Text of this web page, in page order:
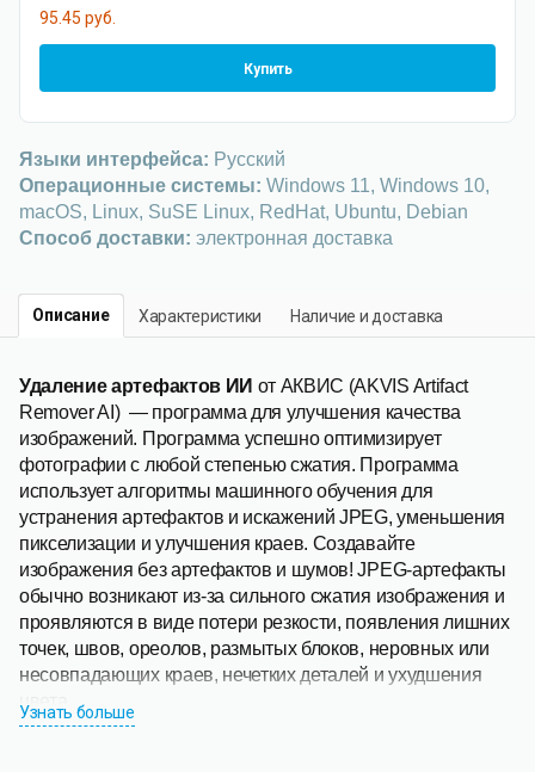
95.45 руб.
Купить
Языки интерфейса: Русский
Операционные системы: Windows 11, Windows 10,
macOS, Linux, SuSE Linux, RedHat, Ubuntu, Debian
Способ доставки: электронная доставка
Описание Характеристики Наличие и доставка
Удаление артефактов ИИ от АКВИС (AKVIS Artifact
Remover AI) — программа для улучшения качества
изображений. Программа успешно оптимизирует
фотографии с любой степенью сжатия. Программа
использует алгоритмы машинного обучения для
устранения артефактов и искажений JPEG, уменьшения
пикселизации и улучшения краев. Создавайте
изображения без артефактов и шумов! JPEG-артефакты
обычно возникают из-за сильного сжатия изображения и
проявляются в виде потери резкости, появления лишних
точек, швов, ореолов, размытых блоков, неровных или
несовпадающих краев, нечетких деталей и ухудшения
цвета.
Узнать больше